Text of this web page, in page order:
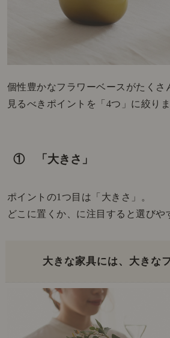
個性豊かなフラワーベースがたくさ
見るべきポイントを「4つ」に絞りま
① 「大きさ」
ポイントの1つ目は「大きさ」。
どこに置くか、に注目すると選びや
大きな家具には、大きな